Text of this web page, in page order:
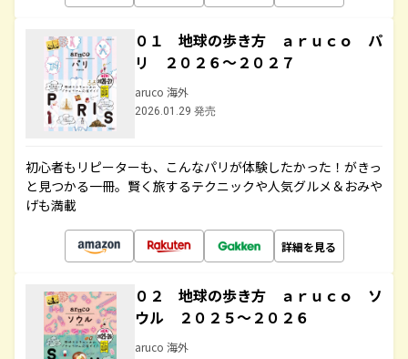
０１ 地球の歩き方 ａｒｕｃｏ パ
リ ２０２６～２０２７
aruco 海外
2026.01.29 発売
初心者もリピーターも、こんなパリが体験したかった！がきっ
と見つかる一冊。賢く旅するテクニックや人気グルメ＆おみや
げも満載
詳細を見る
０２ 地球の歩き方 ａｒｕｃｏ ソ
ウル ２０２５～２０２６
aruco 海外